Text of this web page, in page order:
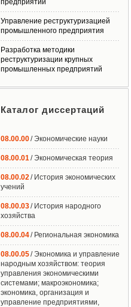
предприятий
Управление реструктуризацией
промышленного предприятия
Разработка методики
реструктуризации крупных
промышленных предприятий
Каталог диссертаций
08.00.00/ Экономические науки
08.00.01/ Экономическая теория
08.00.02/ История экономических
учений
08.00.03/ История народного
хозяйства
08.00.04/ Региональная экономика
08.00.05/ Экономика и управление
народным хозяйством: теория
управления экономическими
системами; макроэкономика;
экономика, организация и
управление предприятиями,